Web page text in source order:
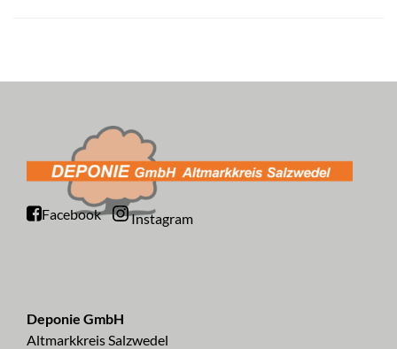
Facebook Instagram
Deponie GmbH
Altmarkkreis Salzwedel